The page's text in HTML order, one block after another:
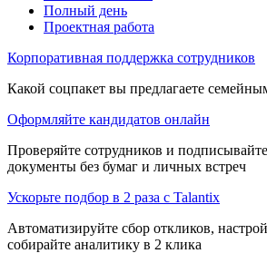
Полный день
Проектная работа
Корпоративная поддержка сотрудников
Какой соцпакет вы предлагаете
Оформляйте кандидатов онлайн
Проверяйте сотрудников и
документы без бумаг и личных встреч
Ускорьте подбор в 2 раза с Talantix
Автоматизируйте сбор откликов,
собирайте аналитику в 2 клика